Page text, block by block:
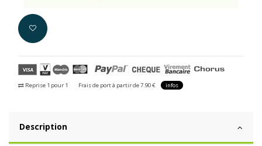
Reprise 1 pour 1 Frais de port à partir de 7.90 € infos
Description